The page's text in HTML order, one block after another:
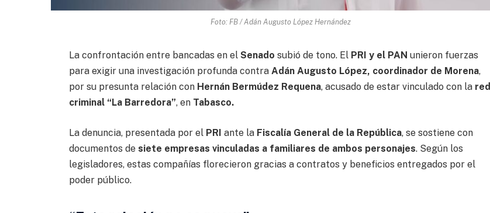
Foto: FB / Adán Augusto López Hernández
La confrontación entre bancadas en el Senado subió de tono. El PRI y el PAN unieron fuerzas
para exigir una investigación profunda contra Adán Augusto López, coordinador de Morena,
por su presunta relación con Hernán Bermúdez Requena, acusado de estar vinculado con lared
criminal “La Barredora”, en Tabasco.
La denuncia, presentada por el PRI ante la Fiscalía General de la República, se sostiene con
documentos de siete empresas vinculadas a familiares de ambos personajes. Según los
legisladores, estas compañías florecieron gracias a contratos y beneficios entregados por el
poder público.